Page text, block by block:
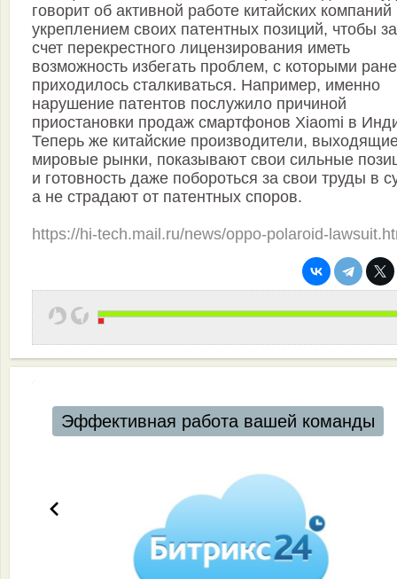
говорит об активной работе китайских
укреплением своих патентных позиций, чтобы за
счет перекрестного лицензирования иметь
возможность избегать проблем, с которыми
приходилось сталкиваться. Например, именно
нарушение патентов послужило причиной
приостановки продаж смартфонов Xiaomi в
Теперь же китайские производители,
мировые рынки, показывают свои сильные
и готовность даже побороться за свои труды в
а не страдают от патентных споров.
https://hi-tech.mail.ru/news/oppo-polaroid-
Эффективная работа вашей команды